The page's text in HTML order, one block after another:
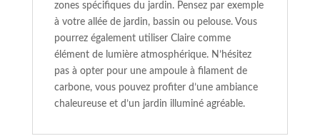
zones spécifiques du jardin. Pensez par exemple
à votre allée de jardin, bassin ou pelouse. Vous
pourrez également utiliser Claire comme
élément de lumière atmosphérique. N’hésitez
pas à opter pour une ampoule à filament de
carbone, vous pouvez profiter d’une ambiance
chaleureuse et d’un jardin illuminé agréable.